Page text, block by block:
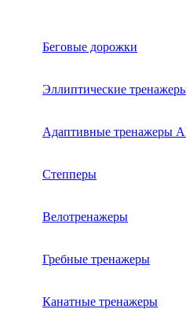
Беговые дорожки
Эллиптические
Адаптивные тренажеры
Степперы
Велотренажеры
Гребные тренажеры
Канатные тренажеры